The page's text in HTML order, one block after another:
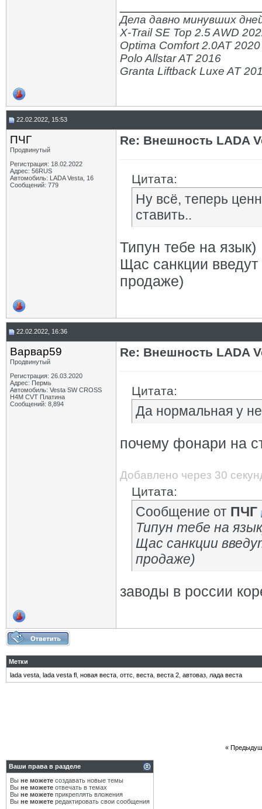
Дела давно минувших
X-Trail SE Top 2.5 AWD
Optima Comfort 2.0AT 2020
Polo Allstar AT 2016
Granta Liftback Luxe AT
22.02.2022, 15:53
ПЧГ
Продвинутый
Регистрация: 18.02.2022
Адрес: 56RUS
Автомобиль: LADA Vesta, 16
Сообщений: 779
Re: Внешность LADA
Цитата:
Ну всё, теперь
ставить..
Типун тебе на язык)
Щас санкции введут
продаже)
22.02.2022, 16:36
Варвар59
Продвинутый
Регистрация: 26.03.2020
Адрес: Пермь
Автомобиль: Vesta SW CROSS
H4M CVT Платина
Сообщений: 8,894
Re: Внешность LADA
Цитата:
Да нормальная у
почему фонари на
Добавлено через 30
Цитата:
Сообщение от ПЧГ
Типун тебе на
Щас санкции
продаже)
заводы в россии
Метки
lada vesta lada vesta fl новая веста оттс веста веста 2 автоваз лада веста
«
Ваши права в разделе
Вы не можете создавать новые темы
Вы не можете отвечать в темах
Вы не можете прикреплять вложения
Вы не можете редактировать свои сообщения